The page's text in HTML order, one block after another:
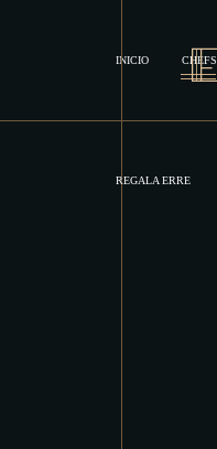
INICIO CHEFS
REGALA ERRE